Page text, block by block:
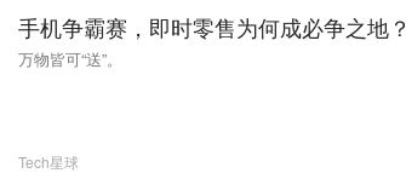
手机争霸赛，即时零售为何成必争之地？
万物皆可“送”。
Tech星球